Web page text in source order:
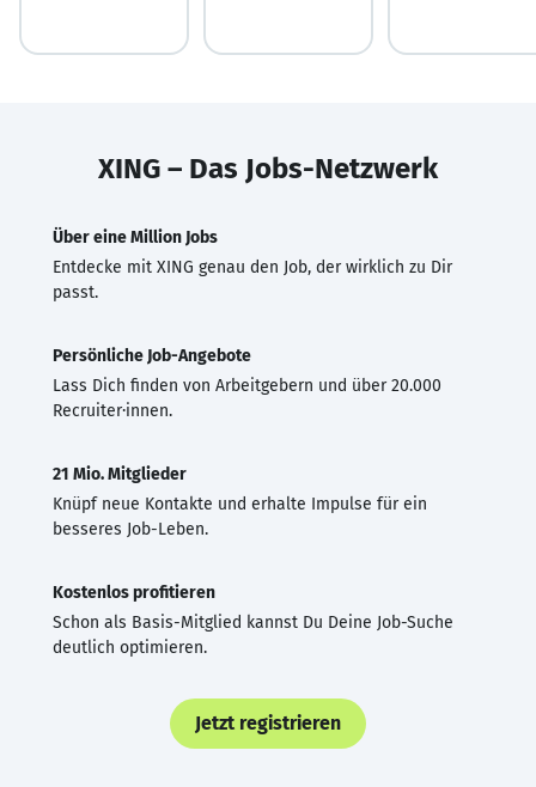
XING – Das Jobs-Netzwerk
Über eine Million Jobs
Entdecke mit XING genau den Job, der wirklich zu Dir
passt.
Persönliche Job-Angebote
Lass Dich finden von Arbeitgebern und über 20.000
Recruiter·innen.
21 Mio. Mitglieder
Knüpf neue Kontakte und erhalte Impulse für ein
besseres Job-Leben.
Kostenlos profitieren
Schon als Basis-Mitglied kannst Du Deine Job-Suche
deutlich optimieren.
Jetzt registrieren